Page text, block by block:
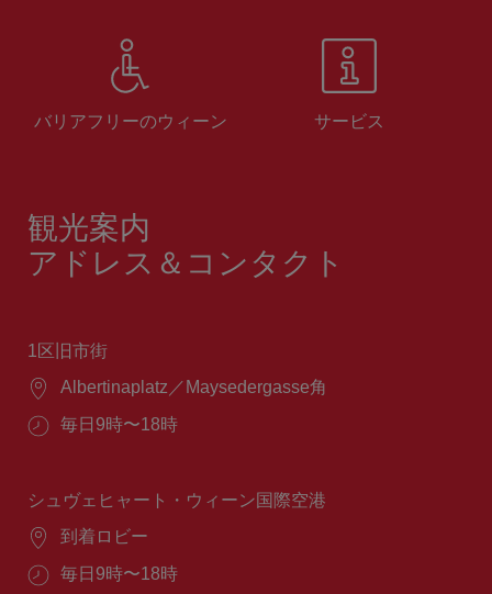
バリアフリーのウィーン サービス
観光案内
アドレス＆コンタクト
1区旧市街
場
Albertinaplatz／Maysedergasse角
営
間：
毎日9時〜18時
シュヴェヒャート・ウィーン国際空港
場
到着ロビー
営
毎日9時〜18時